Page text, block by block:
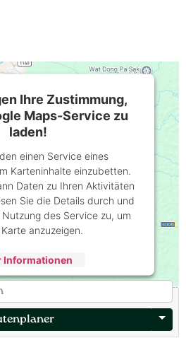
Ihre Zustimmung,
Maps-Service zu
laden!
einen Service eines
Karteninhalte einzubetten.
Daten zu Ihren Aktivitäten
Sie die Details durch und
des Service zu, um
anzuzeigen.
Informationen
Usercentrics Consent
Platform